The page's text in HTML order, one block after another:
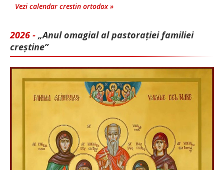
Vezi calendar crestin ortodox »
2026 - „Anul omagial al pastorației familiei
creștine”